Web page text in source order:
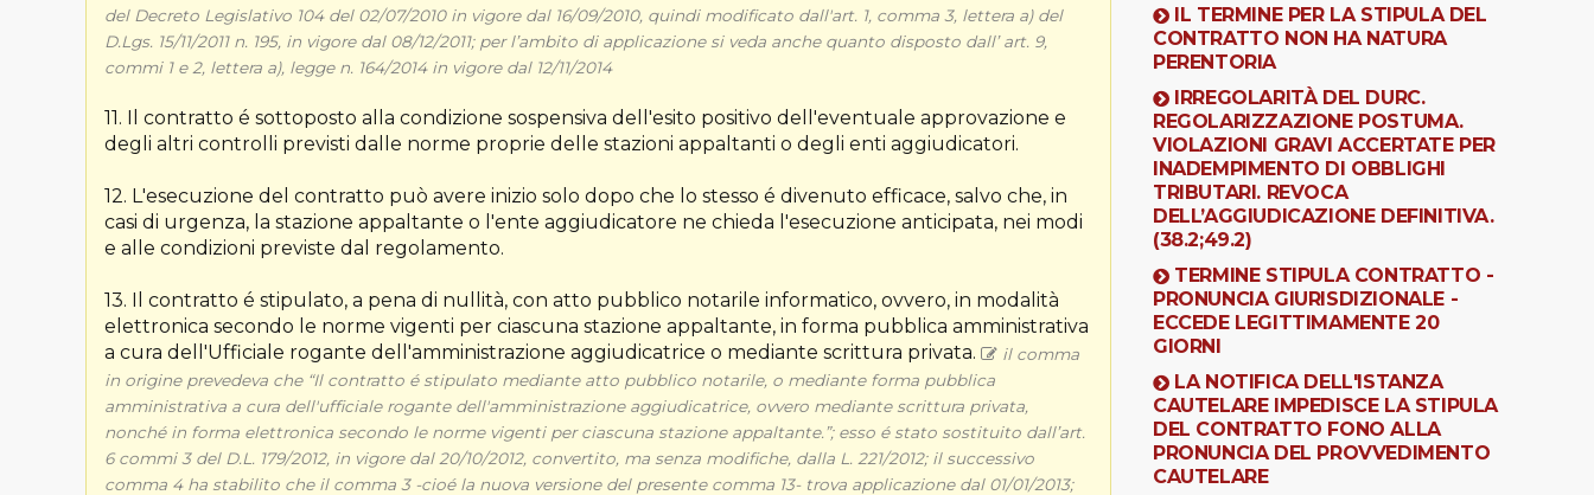
del Decreto Legislativo 104 del 02/07/2010 in vigore dal 16/09/2010, quindi modificato dall'art. 1, comma 3, lettera a) del
D.Lgs. 15/11/2011 n. 195, in vigore dal 08/12/2011; per l’ambito di applicazione si veda anche quanto disposto dall’ art. 9,
commi 1 e 2, lettera a), legge n. 164/2014 in vigore dal 12/11/2014
11. Il contratto é sottoposto alla condizione sospensiva dell'esito positivo dell'eventuale approvazione e
degli altri controlli previsti dalle norme proprie delle stazioni appaltanti o degli enti aggiudicatori.
12. L'esecuzione del contratto può avere inizio solo dopo che lo stesso é divenuto efficace, salvo che, in
casi di urgenza, la stazione appaltante o l'ente aggiudicatore ne chieda l'esecuzione anticipata, nei modi
e alle condizioni previste dal regolamento.
13. Il contratto é stipulato, a pena di nullità, con atto pubblico notarile informatico, ovvero, in modalità
elettronica secondo le norme vigenti per ciascuna stazione appaltante, in forma pubblica amministrativa
a cura dell'Ufficiale rogante dell'amministrazione aggiudicatrice o mediante scrittura privata.
il comma
in origine prevedeva che “Il contratto é stipulato mediante atto pubblico notarile, o mediante forma pubblica
amministrativa a cura dell'ufficiale rogante dell'amministrazione aggiudicatrice, ovvero mediante scrittura privata,
nonché in forma elettronica secondo le norme vigenti per ciascuna stazione appaltante.”; esso é stato sostituito dall’art.
6 commi 3 del D.L. 179/2012, in vigore dal 20/10/2012, convertito, ma senza modifiche, dalla L. 221/2012; il successivo
comma 4 ha stabilito che il comma 3 -cioé la nuova versione del presente comma 13- trova applicazione dal 01/01/2013;
IL TERMINE PER LA STIPULA DEL
CONTRATTO NON HA NATURA
PERENTORIA
IRREGOLARITÀ DEL DURC.
REGOLARIZZAZIONE POSTUMA.
VIOLAZIONI GRAVI ACCERTATE PER
INADEMPIMENTO DI OBBLIGHI
TRIBUTARI. REVOCA
DELL’AGGIUDICAZIONE DEFINITIVA.
(38.2;49.2)
TERMINE STIPULA CONTRATTO -
PRONUNCIA GIURISDIZIONALE -
ECCEDE LEGITTIMAMENTE 20
GIORNI
LA NOTIFICA DELL'ISTANZA
CAUTELARE IMPEDISCE LA STIPULA
DEL CONTRATTO FONO ALLA
PRONUNCIA DEL PROVVEDIMENTO
CAUTELARE